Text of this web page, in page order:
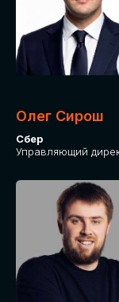
Олег Сирош
Сбер
Управляющий